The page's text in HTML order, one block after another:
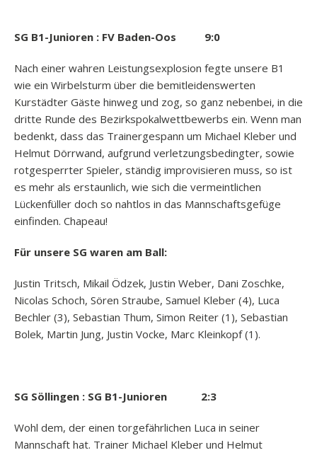
SG B1-Junioren : FV Baden-Oos 9:0
Nach einer wahren Leistungsexplosion fegte unsere B1
wie ein Wirbelsturm über die bemitleidenswerten
Kurstädter Gäste hinweg und zog, so ganz nebenbei, in die
dritte Runde des Bezirkspokalwettbewerbs ein. Wenn man
bedenkt, dass das Trainergespann um Michael Kleber und
Helmut Dörrwand, aufgrund verletzungsbedingter, sowie
rotgesperrter Spieler, ständig improvisieren muss, so ist
es mehr als erstaunlich, wie sich die vermeintlichen
Lückenfüller doch so nahtlos in das Mannschaftsgefüge
einfinden. Chapeau!
Für unsere SG waren am Ball:
Justin Tritsch, Mikail Ödzek, Justin Weber, Dani Zoschke,
Nicolas Schoch, Sören Straube, Samuel Kleber (4), Luca
Bechler (3), Sebastian Thum, Simon Reiter (1), Sebastian
Bolek, Martin Jung, Justin Vocke, Marc Kleinkopf (1).
SG Söllingen : SG B1-Junioren 2:3
Wohl dem, der einen torgefährlichen Luca in seiner
Mannschaft hat. Trainer Michael Kleber und Helmut